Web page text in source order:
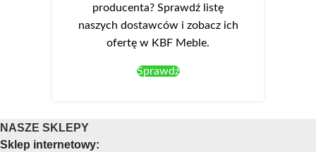
producenta? Sprawdź listę
naszych dostawców i zobacz ich
ofertę w KBF Meble.
Sprawdź
NASZE SKLEPY
Sklep internetowy: